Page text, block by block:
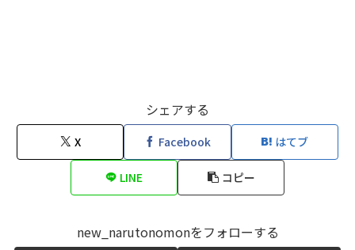
シェアする
X Facebook はてブ
LINE コピー
new_narutonomonをフォローする